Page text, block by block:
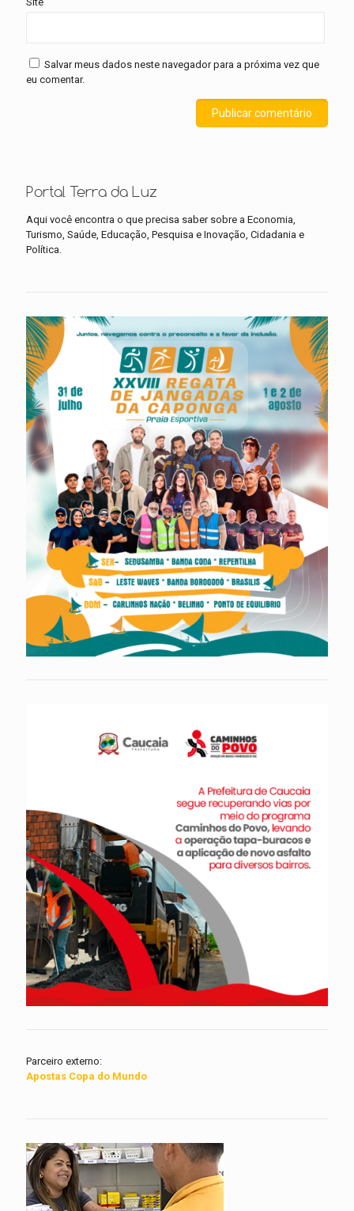
Salvar meus dados neste navegador para a próxima vez que
eu comentar.
Portal Terra da Luz
Aqui você encontra o que precisa saber sobre a Economia,
Turismo, Saúde, Educação, Pesquisa e Inovação, Cidadania e
Política.
Parceiro externo:
Apostas Copa do Mundo